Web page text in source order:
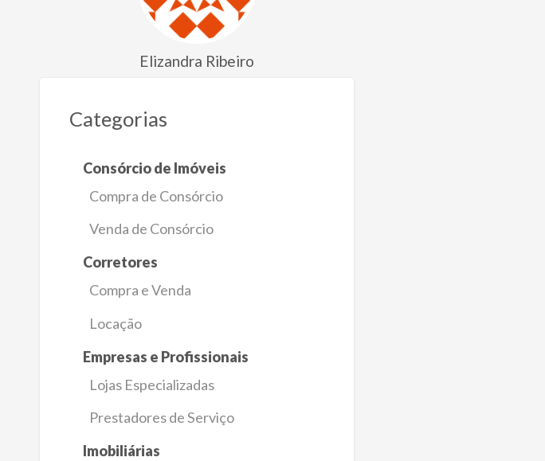
Elizandra Ribeiro
Categorias
Consórcio de Imóveis
Compra de Consórcio
Venda de Consórcio
Corretores
Compra e Venda
Locação
Empresas e Profissionais
Lojas Especializadas
Prestadores de Serviço
Imobiliárias